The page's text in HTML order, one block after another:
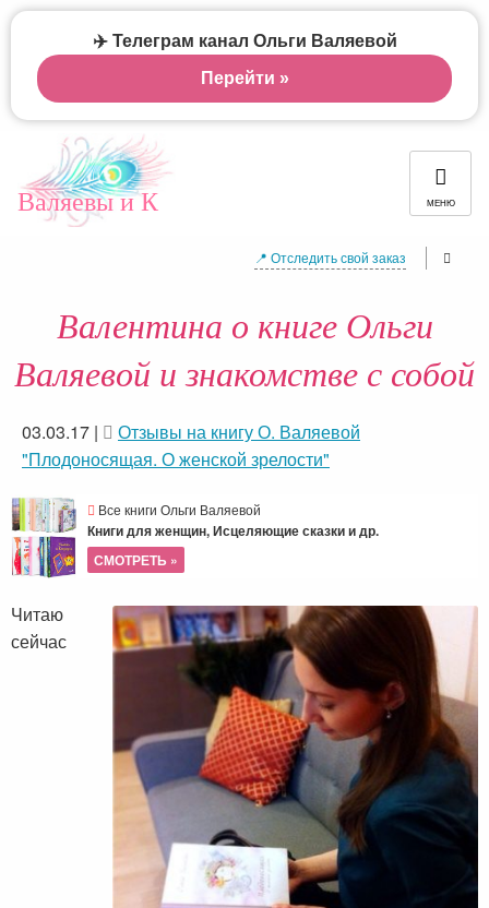
Валяевы и К МЕНЮ
📍 Отследить свой заказ
Валентина о книге Ольги
Валяевой и знакомстве с собой
03.03.17 |
Отзывы на книгу О. Валяевой
"Плодоносящая. О женской зрелости"
Все книги Ольги Валяевой
Книги для женщин, Исцеляющие сказки и др.
СМОТРЕТЬ »
Читаю
сейчас
✈️ Телеграм канал Ольги Валяевой
Перейти »